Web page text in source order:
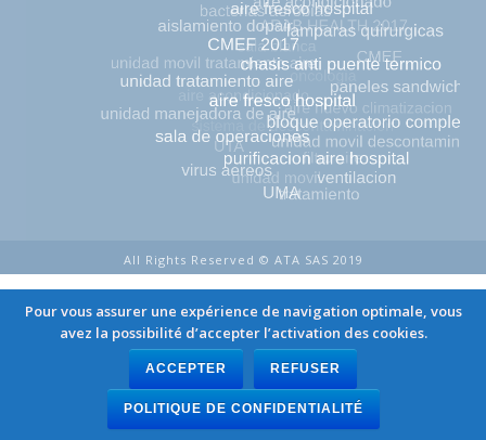
All Rights Reserved © ATA SAS 2019
Pour vous assurer une expérience de navigation optimale, vous
avez la possibilité d’accepter l’activation des cookies.
ACCEPTER REFUSER
POLITIQUE DE CONFIDENTIALITÉ